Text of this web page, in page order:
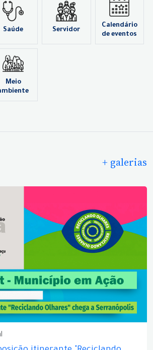
Saúde Servidor
Calendário
de eventos
Meio
+ galerias